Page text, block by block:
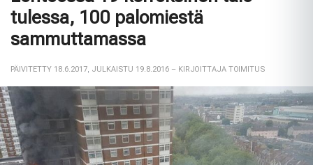
09:30
ULKOMAAT —
Puutarhasta pöytään: Ruotsin elokuun
sato
14:56
ULKOMAAT —
Puola ja Yhdysvallat neuvottelevat
pysyvistä sotilastukikohdista
tulessa, 100 palomiestä
sammuttamassa
PÄIVITETTY 18.6.2017 JULKAISTU 19.8.2016 – KIRJOITTAJA TOIMITUS